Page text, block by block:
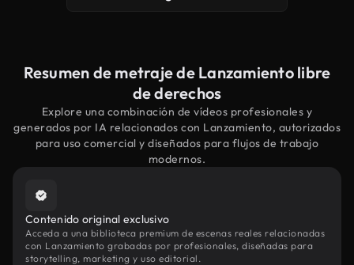
Resumen de metraje de Lanzamiento libre
de derechos
Explore una combinación de vídeos profesionales y
generados por IA relacionados con Lanzamiento, autorizados
para uso comercial y diseñados para flujos de trabajo
modernos.
Contenido original exclusivo
Acceda a una biblioteca premium de escenas reales relacionadas
con Lanzamiento grabadas por profesionales, diseñadas para
storytelling, marketing y uso editorial.